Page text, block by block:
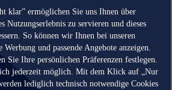
klar” ermöglichen Sie uns Ihnen über
Nutzungserlebnis zu servieren und dieses
So können wir Ihnen bei unseren
und passende Angebote anzeigen.
Sie Ihre persönlichen Präferenzen festlegen.
jederzeit möglich. Mit dem Klick auf „Nur
lediglich technisch notwendige Cookies